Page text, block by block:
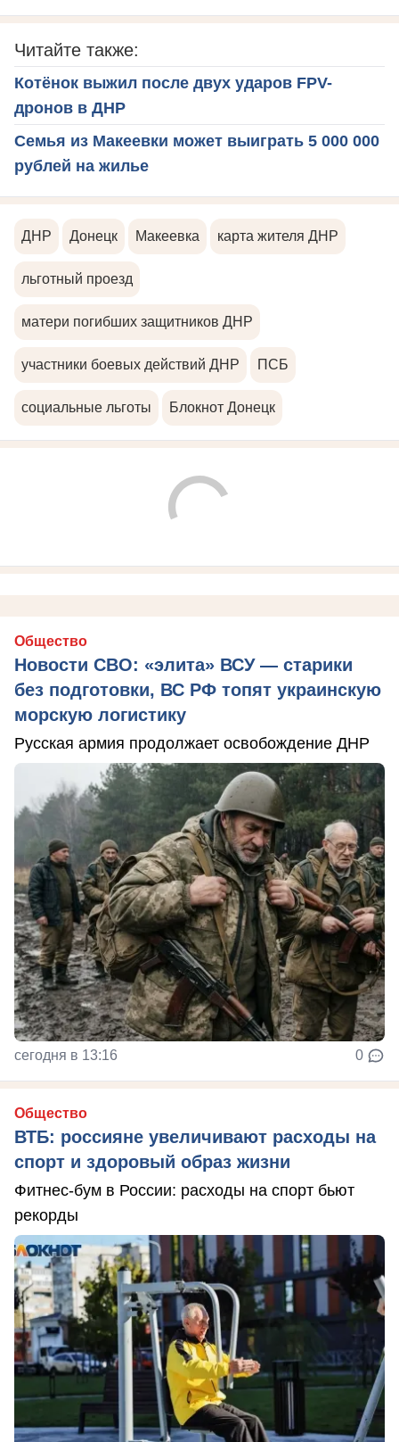
Читайте также:
Котёнок выжил после двух ударов FPV-
дронов в ДНР
Семья из Макеевки может выиграть 5 000 000
рублей на жилье
ДНР Донецк Макеевка карта жителя ДНР
льготный проезд
матери погибших защитников ДНР
участники боевых действий ДНР ПСБ
социальные льготы Блокнот Донецк
Общество
Новости СВО: «элита» ВСУ — старики
без подготовки, ВС РФ топят украинскую
морскую логистику
Русская армия продолжает освобождение ДНР
сегодня в 13:16 0
Общество
ВТБ: россияне увеличивают расходы на
спорт и здоровый образ жизни
Фитнес-бум в России: расходы на спорт бьют
рекорды